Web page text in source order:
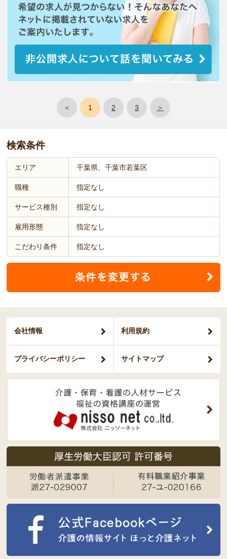
＜ 1 2 3 ＞
検索条件
エリア 千葉県、千葉市若葉区
職種 指定なし
サービス種別 指定なし
雇用形態 指定なし
こだわり条件 指定なし
会社情報 利用規約
プライバシーポリシー サイトマップ